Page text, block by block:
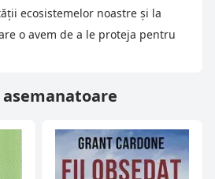
ecosistemelor noastre și la
o avem de a le proteja pentru